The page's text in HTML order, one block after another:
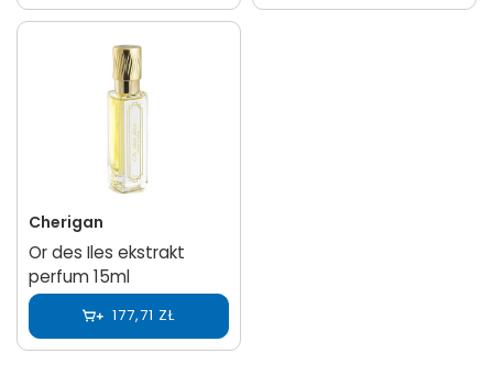
Cherigan
Or des Iles ekstrakt
perfum 15ml
177,71 ZŁ